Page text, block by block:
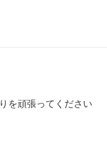
を頑張ってください